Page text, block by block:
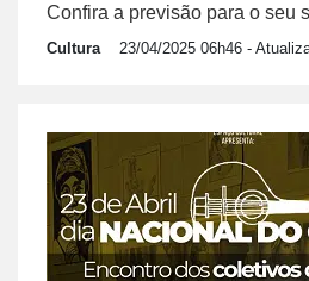
Confira a previsão para o seu
Cultura 23/04/2025 06h46 -